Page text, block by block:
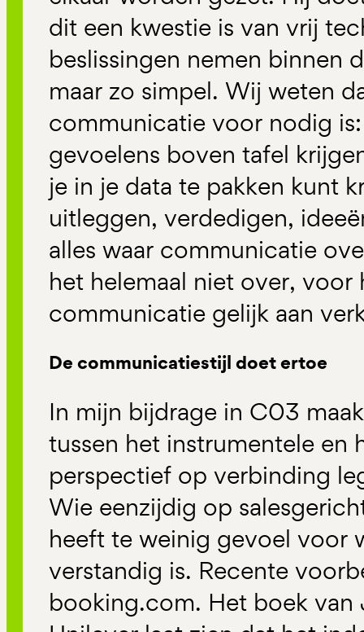
dit een kwestie is van vrij
beslissingen nemen binnen
maar zo simpel. Wij weten
communicatie voor nodig
gevoelens boven tafel
je in je data te pakken kunt
uitleggen, verdedigen,
alles waar communicatie
het helemaal niet over, voor
communicatie gelijk aan
De communicatiestijl doet ertoe
In mijn bijdrage in C03
tussen het instrumentele en
perspectief op verbinding
Wie eenzijdig op
heeft te weinig gevoel voor
verstandig is. Recente
booking.com. Het boek van